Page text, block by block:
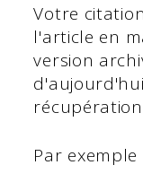
Votre
l'article en
version
Par exemple